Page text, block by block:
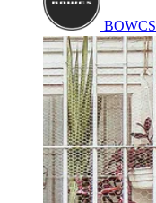
BOWCS